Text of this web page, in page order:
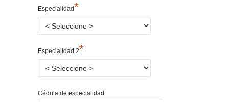
Especialidad*
Especialidad 2*
Cédula de especialidad